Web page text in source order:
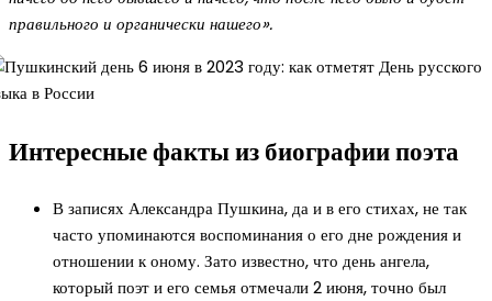
правильного и органически нашего».
Интересные факты из биографии поэта
В записях Александра Пушкина, да и в его стихах, не так
часто упоминаются воспоминания о его дне рождения и
отношении к оному. Зато известно, что день ангела,
который поэт и его семья отмечали 2 июня, точно был